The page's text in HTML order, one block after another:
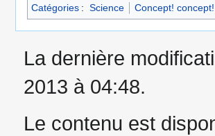
Catégories : Science Concept! concept!
La dernière
2013 à 04:48.
Le contenu est